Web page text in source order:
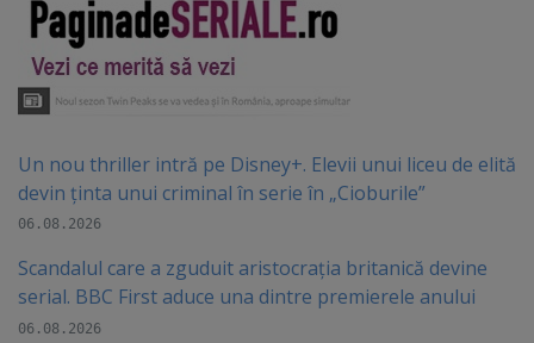
Un nou thriller intră pe Disney+. Elevii unui liceu de elită
devin ținta unui criminal în serie în „Cioburile”
06.08.2026
Scandalul care a zguduit aristocrația britanică devine
serial. BBC First aduce una dintre premierele anului
06.08.2026